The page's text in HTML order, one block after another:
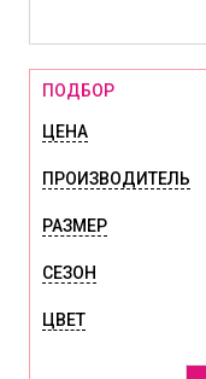
ПОДБОР
ЦЕНА
ПРОИЗВОДИТЕЛЬ
РАЗМЕР
СЕЗОН
ЦВЕТ